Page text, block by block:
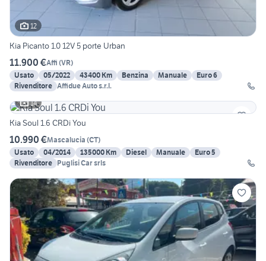
12
Kia Picanto 1.0 12V 5 porte Urban
11.900 €Affi (VR)
Usato
05/2022 43400 Km Benzina Manuale
Euro 6
Rivenditore Affidue Auto s.r.l.
14
Kia Soul 1.6 CRDi You
10.990 €Mascalucia (CT)
Usato
04/2014 135000 Km Diesel Manuale
Euro 5
Rivenditore Puglisi Car srls